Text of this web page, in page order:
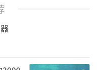
”工作理念，着力
做文章，健全县
系制度，定期研
统战工作。充分发